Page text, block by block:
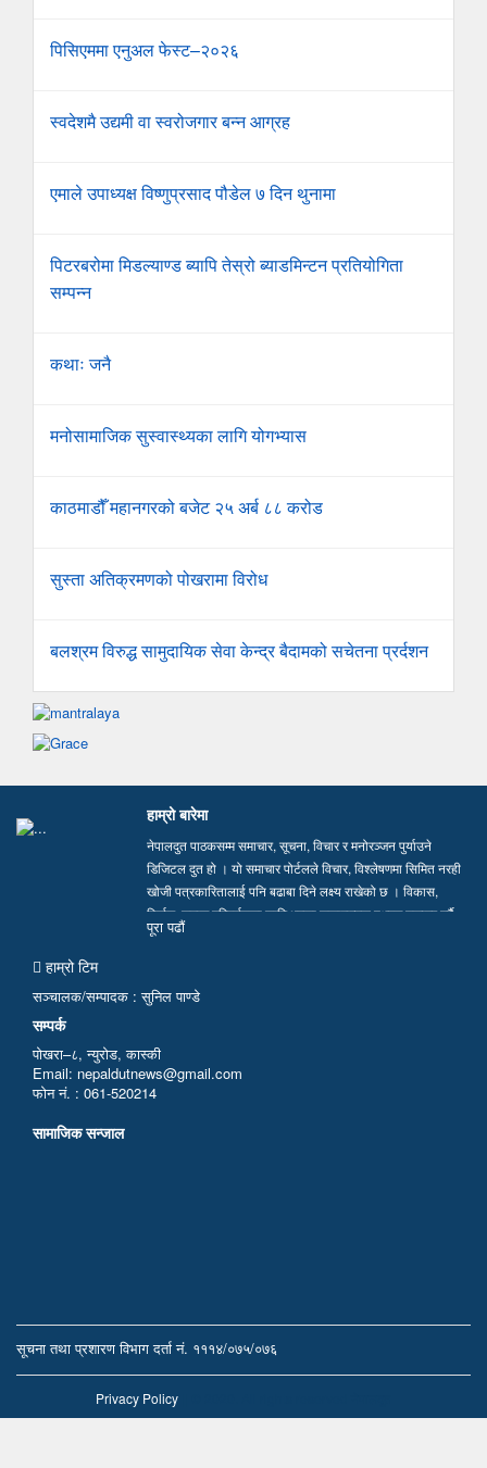
पिसिएममा एनुअल फेस्ट–२०२६
स्वदेशमै उद्यमी वा स्वरोजगार बन्न आग्रह
एमाले उपाध्यक्ष विष्णुप्रसाद पौडेल ७ दिन थुनामा
पिटरबरोमा मिडल्याण्ड ब्यापि तेस्रो ब्याडमिन्टन प्रतियोगिता
सम्पन्न
कथाः जनै
मनोसामाजिक सुस्वास्थ्यका लागि योगभ्यास
काठमाडौँ महानगरको बजेट २५ अर्ब ८८ करोड
सुस्ता अतिक्रमणको पोखरामा विरोध
बलश्रम विरुद्ध सामुदायिक सेवा केन्द्र बैदामको सचेतना प्रर्दशन
हाम्रो बारेमा
नेपालदुत पाठकसम्म समाचार, सूचना, विचार र मनोरञ्जन पुर्याउने
डिजिटल दुत हो । यो समाचार पोर्टलले विचार, विश्लेषणमा सिमित नरही
खोजी पत्रकारितालाई पनि बढाबा दिने लक्ष्य राखेको छ । विकास,
निर्माण, समाज परिवर्तनका लागि भएका सकारात्मक पक्षहरु उजागर गर्दै
सत्य, तथ्य र निष्पक्ष समाचार सम्प्रेषण गर्न हामी प्रतिवद्ध छौं…
पूरा पढाैं
हाम्रो टिम
सञ्चालक/सम्पादक : सुनिल पाण्डे
सम्पर्क
पोखरा–८, न्युरोड, कास्की
Email: nepaldutnews@gmail.com
फोन नं. : 061-520214
सामाजिक सन्जाल
सूचना तथा प्रशारण विभाग दर्ता नं. १११४/०७५/०७६
Privacy Policy